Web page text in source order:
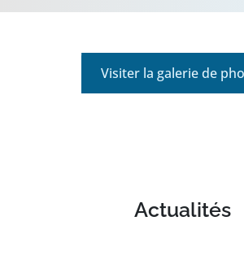
Visiter la galerie de
Actualités